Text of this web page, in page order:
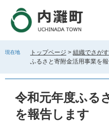
す
し
現在地 トップページ > 組織でさがす
ふるさと寄附金活用事業を
令和元年度ふる
を報告します